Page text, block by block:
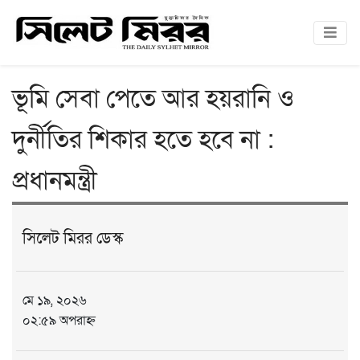
ভূমি সেবা পেতে আর হয়রানি ও
দুর্নীতির শিকার হতে হবে না :
প্রধানমন্ত্রী
সিলেট মিরর ডেস্ক
মে ১৯, ২০২৬
০২:৫৯ অপরাহ্ন